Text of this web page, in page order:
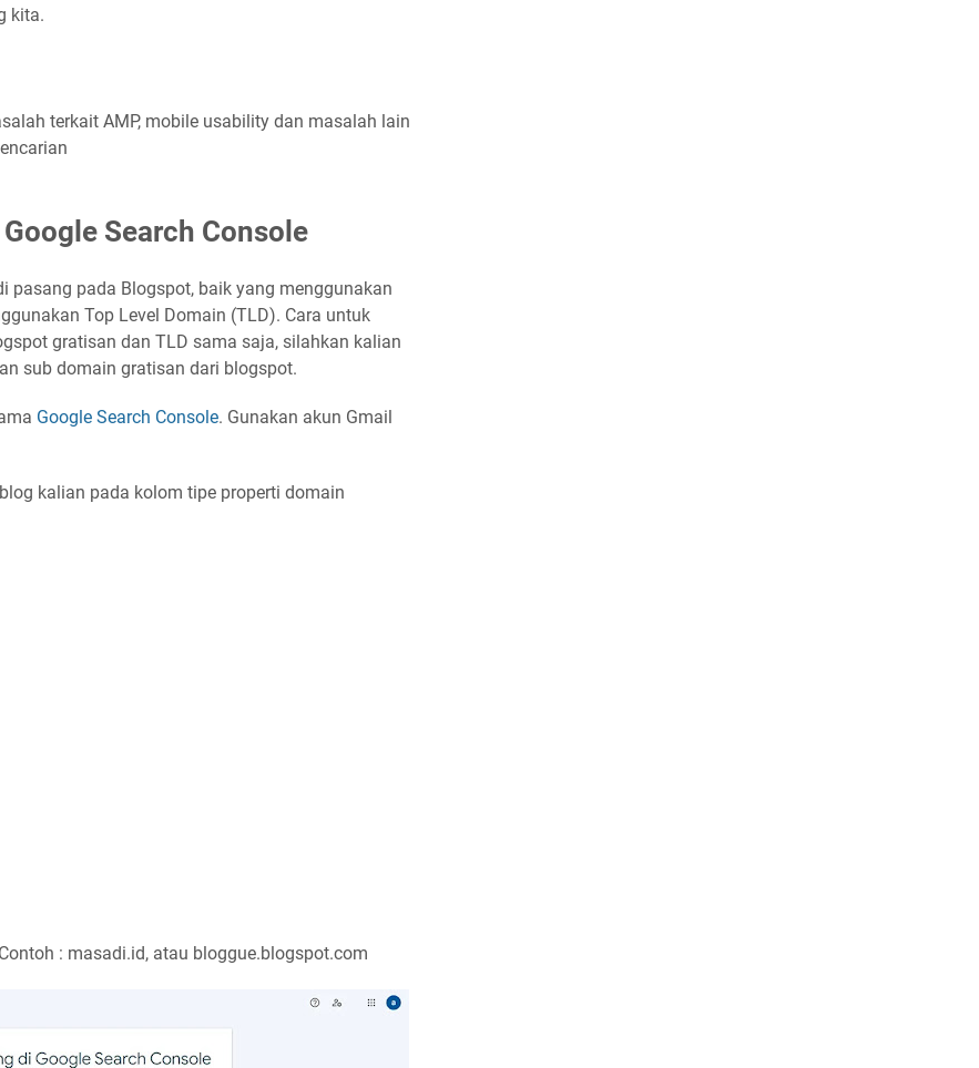
kita.
terkait AMP, mobile usability dan masalah lain
Search Console
pasang pada Blogspot, baik yang menggunakan
Top Level Domain (TLD). Cara untuk
gratisan dan TLD sama saja, silahkan kalian
sub domain gratisan dari blogspot.
Google Search Console. Gunakan akun Gmail
kalian pada kolom tipe properti domain
: masadi.id, atau bloggue.blogspot.com